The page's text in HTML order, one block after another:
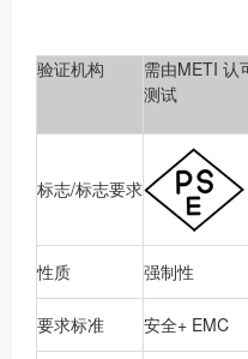
验证机构
需由METI 认
测试
标志/标志要求
性质 强制性
要求标准 安全+ EMC